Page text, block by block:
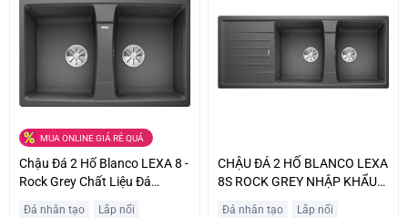
MUA ONLINE GIÁ RẺ QUÁ
Chậu Đá 2 Hố Blanco LEXA 8 -
Rock Grey Chất Liệu Đá
Granite Sang Trọng Giá Tốt
Đá nhân tạo Lắp nổi
CHẬU ĐÁ 2 HỐ BLANCO LEXA
8S ROCK GREY NHẬP KHẨU
CHÂU ÂU GIÁ TỐT
Đá nhân tạo Lắp nổi